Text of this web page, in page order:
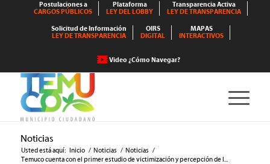
Postulaciones a
CARGOS PÚBLICOS
Plataforma
LEY DEL LOBBY
Transparencia Activa
LEY DE TRANSPARENCIA
Solicitud de Información
LEY DE TRANSPARENCIA
OIRS
DIGITAL
MAPAS
INTERACTIVOS
Video ¿Cómo Navegar?
Noticias
Usted está aquí: Inicio / Noticias / Noticias /
Temuco cuenta con el primer estudio de victimización y percepción de l...